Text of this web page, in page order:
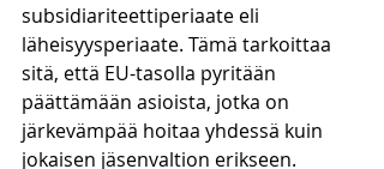
subsidiariteettiperiaate eli
läheisyysperiaate. Tämä tarkoittaa
sitä, että EU-tasolla pyritään
päättämään asioista, jotka on
järkevämpää hoitaa yhdessä kuin
jokaisen jäsenvaltion erikseen.